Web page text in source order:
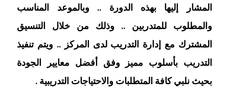
المشار إليها بهذه الدورة .. وبالموعد المناسب
والمطلوب للمتدربين .. وذلك من خلال التنسيق
المشترك مع إدارة التدريب لدى المركز .. ويتم تنفيذ
التدريب بأسلوب مميز وفق أفضل معايير الجودة
بحيث نلبي كافة المتطلبات والاحتياجات التدريبية .